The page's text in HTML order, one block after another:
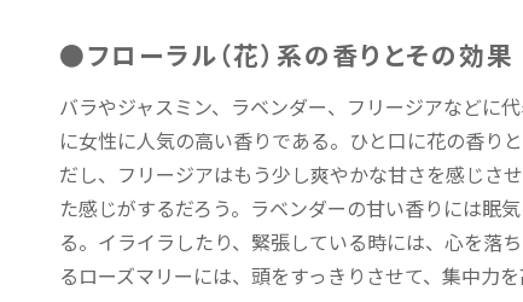
●フローラル（花）系の香りとその効果
バラやジャスミン、ラベンダー、フリージアなどに
に女性に人気の高い香りである。ひと口に花の香り
だし、フリージアはもう少し爽やかな甘さを感じさ
た感じがするだろう。ラベンダーの甘い香りには眠
る。イライラしたり、緊張している時には、心を落
るローズマリーには、頭をすっきりさせて、集中力